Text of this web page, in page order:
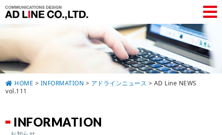
HOME > INFORMATION > アドラインニュース > AD Line NEWS
vol.111
INFORMATION